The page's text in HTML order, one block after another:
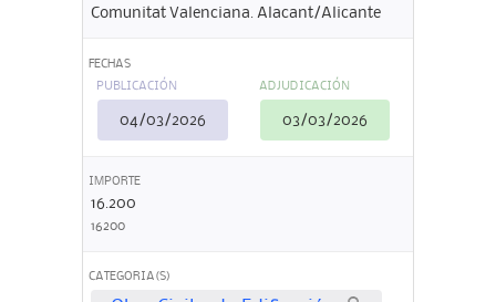
Comunitat Valenciana. Alacant/Alicante
FECHAS
PUBLICACIÓN
04/03/2026
ADJUDICACIÓN
03/03/2026
IMPORTE
16.200
16200
CATEGORIA(S)